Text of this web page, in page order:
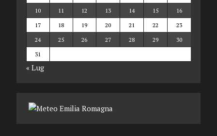
10
11 12 13 14 15
16
17
18 19 20 21 22
23
24
25 26 27 28 29
30
31
« Lug